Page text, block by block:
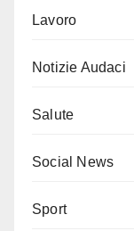
Lavoro
Notizie Audaci
Salute
Social News
Sport